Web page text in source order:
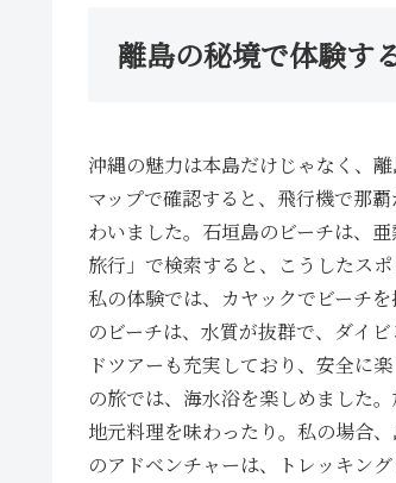
離島の秘境で体験す
沖縄の魅力は本島だけじゃなく、
マップで確認すると、飛行機で那
わいました。石垣島のビーチは、
旅行」で検索すると、こうしたス
私の体験では、カヤックでビーチ
のビーチは、水質が抜群で、ダイ
ドツアーも充実しており、安全に
の旅では、海水浴を楽しめました
地元料理を味わったり。私の場合
のアドベンチャーは、トレッキン